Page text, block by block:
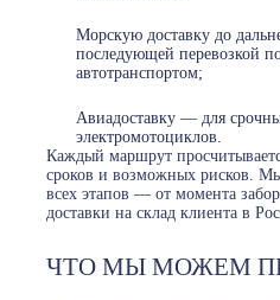
Морскую доставку до
последующей перевозкой
автотранспортом;
Авиадоставку — для
электромотоциклов.
Каждый маршрут
сроков и возможных рисков.
всех этапов — от момента
доставки на склад клиента в
ЧТО МЫ МОЖЕМ